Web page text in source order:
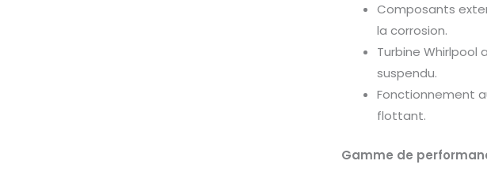
Composants
la corrosion.
Turbine Whirlpool
suspendu.
Fonctionnement
flottant.
Gamme de